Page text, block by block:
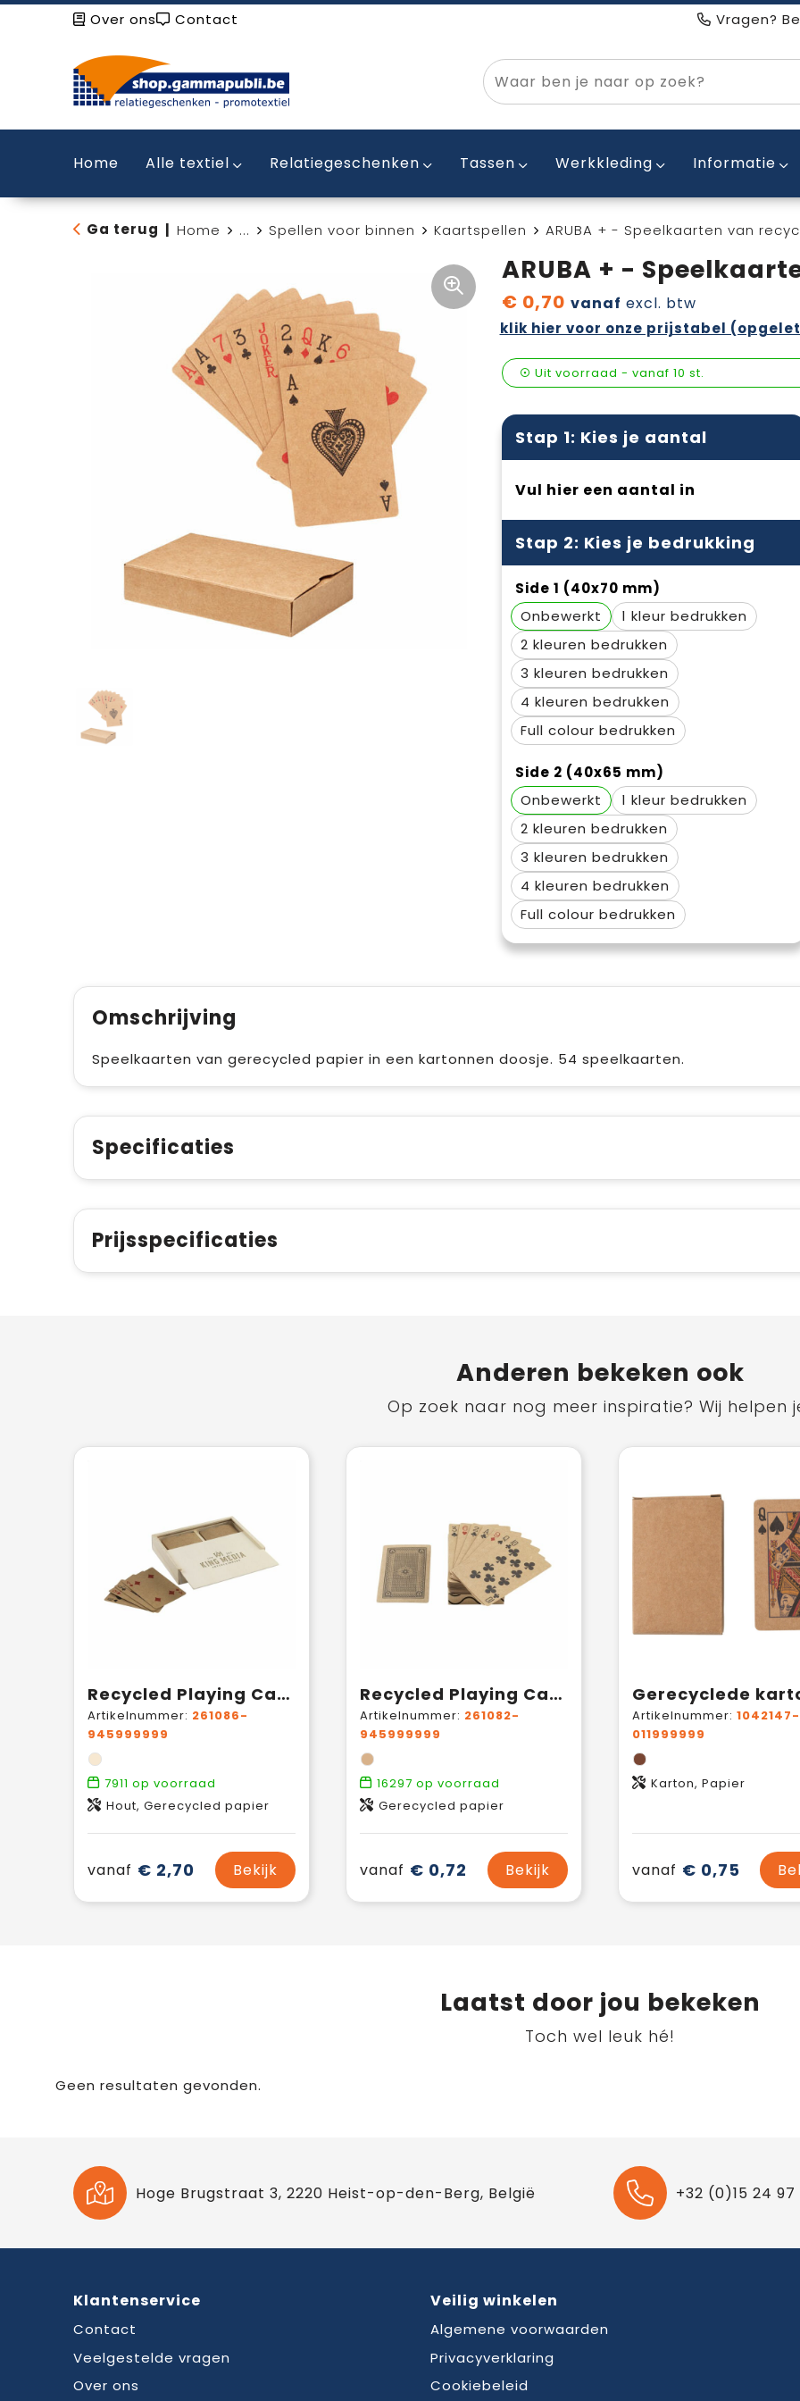
Over ons Contact Vragen?
Home Alle textiel Relatiegeschenken Tassen Werkkleding Informatie
Ga terug Home ... Spellen voor binnen Kaartspellen ARUBA + - Speelkaarten van
ARUBA + -
€ 0,70 vanaf excl. btw
klik hier voor onze prijstabel
Uit voorraad - vanaf 10 st.
Stap 1: Kies je aantal
Vul hier een aantal in
Stap 2: Kies je bedrukking
Side 1 (40x70 mm)
Onbewerkt
1
2
3
4
Full colour
Side 2 (40x65 mm)
Onbewerkt
1
2
3
4
Full colour
Omschrijving
Speelkaarten van gerecycled papier in een kartonnen doosje. 54 speelkaarten.
Specificaties
Prijsspecificaties
Anderen bekeken ook
Op zoek naar nog meer inspiratie? Wij helpen
Recycled Playing Cards Double
Artikelnummer: 261086-
945999999
7911 op voorraad
Hout, Gerecycled papier
vanaf € 2,70 Bekijk
Recycled Playing Cards Single speelkaarten
Artikelnummer: 261082-
945999999
16297 op voorraad
Gerecycled papier
vanaf € 0,72 Bekijk
Artikelnummer: 1042147-
011999999
Karton, Papier
vanaf € 0,75
Laatst door jou bekeken
Toch wel leuk hé!
Geen resultaten gevonden.
Hoge Brugstraat 3, 2220 Heist-op-den-Berg, België +32 (0)15 24
Klantenservice
Contact
Veelgestelde vragen
Over ons
Veilig winkelen
Algemene voorwaarden
Privacyverklaring
Cookiebeleid